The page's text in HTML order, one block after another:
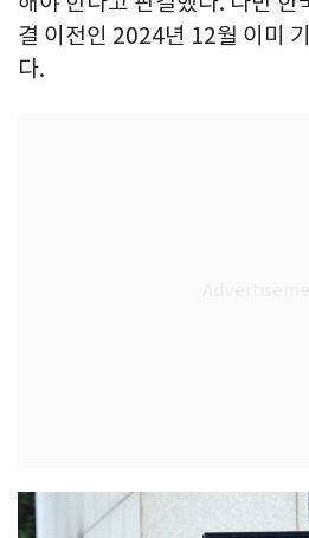
결 이전인 2024년 12월 이미
다.